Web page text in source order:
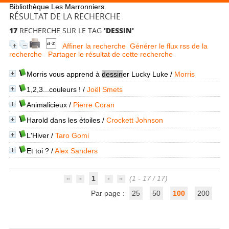
Bibliothèque Les Marronniers
RÉSULTAT DE LA RECHERCHE
17RECHERCHE SUR LE TAG 'DESSIN'
Affiner la recherche Générer le flux rss de la
recherche
Partager le résultat de cette recherche
Morris vous apprend à dessiner Lucky Luke/ Morris
1,2,3...couleurs ! / Joël Smets
Animalicieux/ Pierre Coran
Harold dans les étoiles/ Crockett Johnson
L'Hiver/ Taro Gomi
Et toi ?/Alex Sanders
1
(1 - 17 / 17)
Par page :
25 50 100 200